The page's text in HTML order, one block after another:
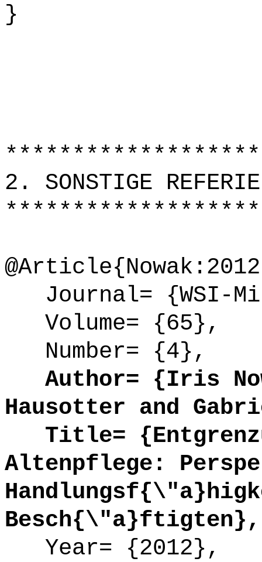
}
2. SONSTIGE
Journal= {WSI-
Volume= {65},
Number= {4},
Author= {Iris
Hausotter and
Title=
Altenpflege:
Besch{\"a}ftigten},
Year= {2012},